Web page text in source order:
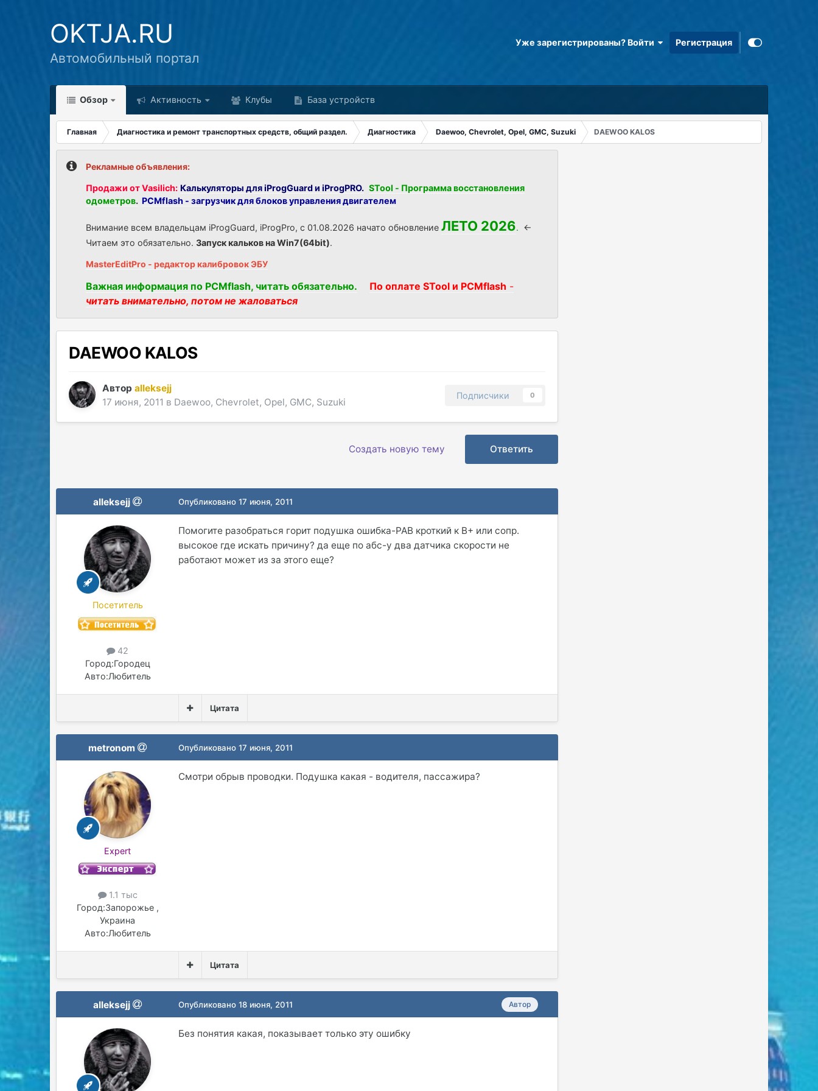
OKTJA.RU
Автомобильный портал
Уже зарегистрированы? Войти Регистрация
Обзор Активность Клубы База устройств
Главная Диагностика и ремонт транспортных средств, общий раздел. Диагностика Daewoo, Chevrolet, Opel, GMC, Suzuki DAEWOO KALOS
Рекламные объявления:
Продажи от Vasilich: Калькуляторы для iProgGuard и iProgPRO. STool - Программа восстановления
одометров. PCMflash - загрузчик для блоков управления двигателем
Внимание всем владельцам iProgGuard, iProgPro, с 01.08.2026 начато обновлениеЛЕТО 2026. <-
Читаем это обязательно.Запуск кальков на Win7(64bit).
MasterEditPro - редактор калибровок ЭБУ
Важная информация по PCMflash, читать обязательно. По оплате STool и PCMflash -
читать внимательно, потом не жаловаться
DAEWOO KALOS
Авторalleksejj
17 июня, 2011 в Daewoo, Chevrolet, Opel, GMC, Suzuki
Подписчики 0
Ответить
Создать новую тему
alleksejj
Посетитель
42
Город:Городец
Авто:Любитель
Опубликовано17 июня, 2011
Помогите разобраться горит подушка ошибка-PAB кроткий к В+ или сопр.
высокое где искать причину? да еще по абс-у два датчика скорости не
работают может из за этого еще?
Цитата
metronom
Expert
1.1 тыс
Город:Запорожье ,
Украина
Авто:Любитель
Опубликовано17 июня, 2011
Смотри обрыв проводки. Подушка какая - водителя, пассажира?
Цитата
alleksejj Автор
Опубликовано18 июня, 2011
Без понятия какая, показывает только эту ошибку